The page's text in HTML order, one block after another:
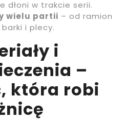
dłoni w trakcie serii.
wielu partii – od ramion
i plecy.
i
–
która robi